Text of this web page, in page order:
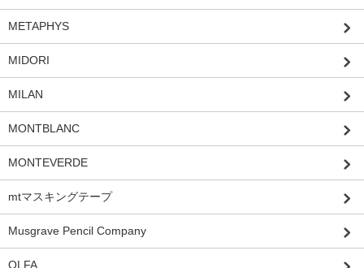
METAPHYS
MIDORI
MILAN
MONTBLANC
MONTEVERDE
mtマスキングテープ
Musgrave Pencil Company
OLFA